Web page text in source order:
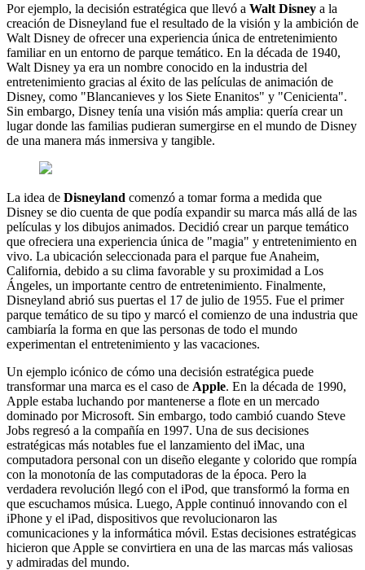
Por ejemplo, la decisión estratégica que llevó a Walt Disney a la
creación de Disneyland fue el resultado de la visión y la ambición de
Walt Disney de ofrecer una experiencia única de entretenimiento
familiar en un entorno de parque temático. En la década de 1940,
Walt Disney ya era un nombre conocido en la industria del
entretenimiento gracias al éxito de las películas de animación de
Disney, como "Blancanieves y los Siete Enanitos" y "Cenicienta".
Sin embargo, Disney tenía una visión más amplia: quería crear un
lugar donde las familias pudieran sumergirse en el mundo de Disney
de una manera más inmersiva y tangible.
La idea de Disneyland comenzó a tomar forma a medida que
Disney se dio cuenta de que podía expandir su marca más allá de las
películas y los dibujos animados. Decidió crear un parque temático
que ofreciera una experiencia única de "magia" y entretenimiento en
vivo. La ubicación seleccionada para el parque fue Anaheim,
California, debido a su clima favorable y su proximidad a Los
Ángeles, un importante centro de entretenimiento. Finalmente,
Disneyland abrió sus puertas el 17 de julio de 1955. Fue el primer
parque temático de su tipo y marcó el comienzo de una industria que
cambiaría la forma en que las personas de todo el mundo
experimentan el entretenimiento y las vacaciones.
Un ejemplo icónico de cómo una decisión estratégica puede
transformar una marca es el caso de Apple. En la década de 1990,
Apple estaba luchando por mantenerse a flote en un mercado
dominado por Microsoft. Sin embargo, todo cambió cuando Steve
Jobs regresó a la compañía en 1997. Una de sus decisiones
estratégicas más notables fue el lanzamiento del iMac, una
computadora personal con un diseño elegante y colorido que rompía
con la monotonía de las computadoras de la época. Pero la
verdadera revolución llegó con el iPod, que transformó la forma en
que escuchamos música. Luego, Apple continuó innovando con el
iPhone y el iPad, dispositivos que revolucionaron las
comunicaciones y la informática móvil. Estas decisiones estratégicas
hicieron que Apple se convirtiera en una de las marcas más valiosas
y admiradas del mundo.